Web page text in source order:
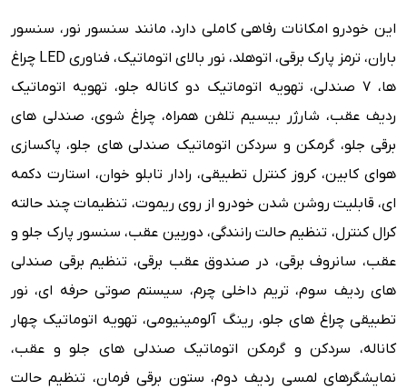
این خودرو امکانات رفاهی کاملی دارد، مانند سنسور نور، سنسور
باران، ترمز پارک برقی، اتوهلد، نور بالای اتوماتیک، فناوری LED چراغ
ها، 7 صندلی، تهویه اتوماتیک دو کاناله جلو، تهویه اتوماتیک
ردیف عقب، شارژر بیسیم تلفن همراه، چراغ شوی، صندلی های
برقی جلو، گرمکن و سردکن اتوماتیک صندلی های جلو، پاکسازی
هوای کابین، کروز کنترل تطبیقی، رادار تابلو خوان، استارت دکمه
ای، قابلیت روشن شدن خودرو از روی ریموت، تنظیمات چند حالته
کرال کنترل، تنظیم حالت رانندگی، دوربین عقب، سنسور پارک جلو و
عقب، سانروف برقی، در صندوق عقب برقی، تنظیم برقی صندلی
های ردیف سوم، تریم داخلی چرم، سیستم صوتی حرفه ای، نور
تطبیقی چراغ های جلو، رینگ آلومینیومی، تهویه اتوماتیک چهار
کاناله، سردکن و گرمکن اتوماتیک صندلی های جلو و عقب،
نمایشگرهای لمسی ردیف دوم، ستون برقی فرمان، تنظیم حالت